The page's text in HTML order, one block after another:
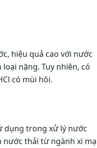
hiệu quả cao với nước
nặng. Tuy nhiên, có
có mùi hôi.
dụng trong xử lý nước
nước thải từ ngành xi mạ